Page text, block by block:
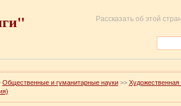
Рассказать об этой
Общественные и гуманитарные науки >> Художественная